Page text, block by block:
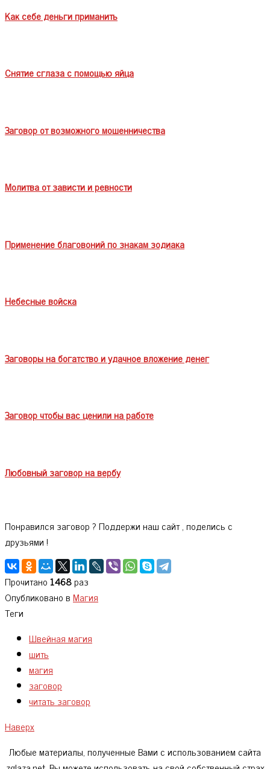
Как себе деньги приманить
Снятие сглаза с помощью яйца
Заговор от возможного мошенничества
Молитва от зависти и ревности
Применение благовоний по знакам зодиака
Небесные войска
Заговоры на богатство и удачное вложение денег
Заговор чтобы вас ценили на работе
Любовный заговор на вербу
Понравился заговор ? Поддержи наш сайт , поделись с
друзьями !
Прочитано1468раз
Опубликовано вМагия
Теги
Швейная магия
шить
магия
заговор
читать заговор
Наверх
Любые материалы, полученные Вами с использованием сайта